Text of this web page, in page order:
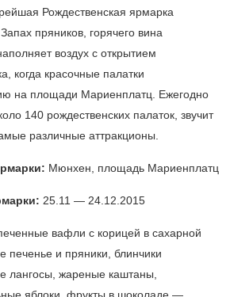
Рождественская ярмарка
пряников, горячего вина
воздух с открытием
когда красочные палатки
на площади Мариенплатц. Ежегодно
140 рождественских палаток, звучит
различные аттракционы.
Мюнхен, площадь Мариенплатц
25.11 — 24.12.2015
вафли с корицей в сахарной
печенье и пряники, блинчики
лангосы, жареные каштаны,